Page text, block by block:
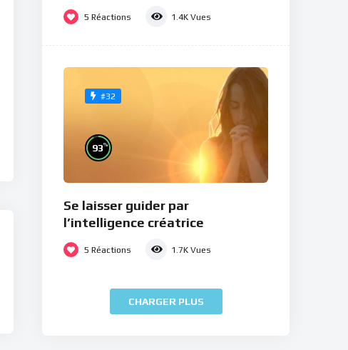
5 Réactions 1.4K Vues
#32
93%
Se laisser guider par
l’intelligence créatrice
5 Réactions 1.7K Vues
CHARGER PLUS